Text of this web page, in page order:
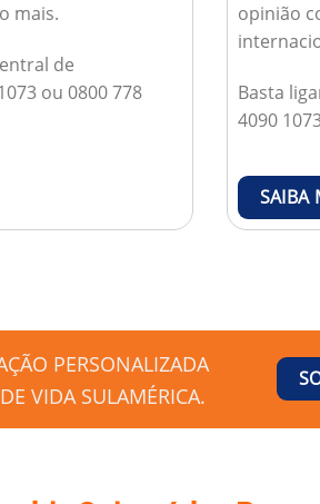
mais.
de
ou 0800 778
opinião
Basta
4090
SAIBA
PERSONALIZADA
VIDA SULAMÉRICA.